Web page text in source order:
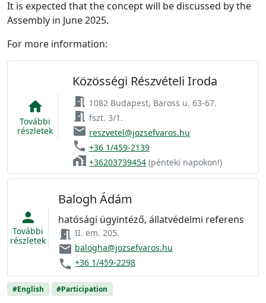
It is expected that the concept will be discussed by the
Assembly in June 2025.
For more information:
home
További
részletek
Közösségi Részvételi Iroda
meeting_room 1082 Budapest, Baross u. 63-67.
meeting_room fszt. 3/1.
email reszvetel@jozsefvaros.hu
phone +36 1/459-2139
home_work +36203739454 (pénteki napokon!)
person
További
részletek
Balogh Ádám
hatósági ügyintéző, állatvédelmi referens
meeting_room II. em. 205.
email balogha@jozsefvaros.hu
phone +36 1/459-2298
#English #Participation